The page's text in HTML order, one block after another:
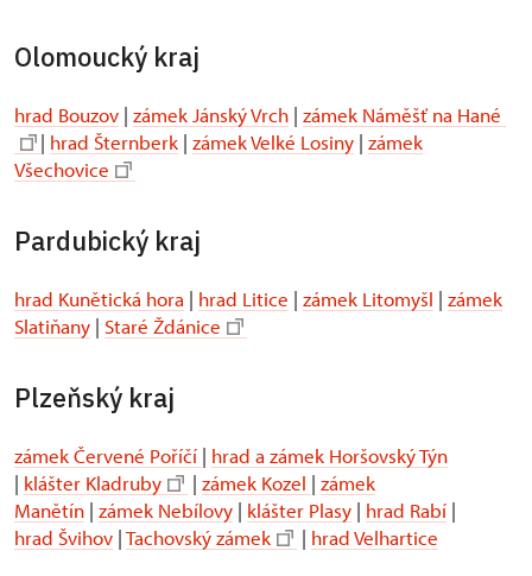
Olomoucký kraj
hrad Bouzov | zámek Jánský Vrch | zámek Náměšť na Hané
| hrad Šternberk | zámek Velké Losiny | zámek
Všechovice
Pardubický kraj
hrad Kunětická hora | hrad Litice | zámek Litomyšl | zámek
Slatiňany | Staré Ždánice
Plzeňský kraj
zámek Červené Poříčí | hrad a zámek Horšovský Týn
| klášter Kladruby | zámek Kozel | zámek
Manětín | zámek Nebílovy | klášter Plasy | hrad Rabí |
hrad Švihov |Tachovský zámek | hrad Velhartice